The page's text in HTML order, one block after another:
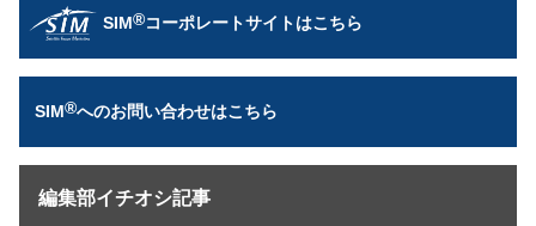
SIM®コーポレートサイトはこちら
SIM®へのお問い合わせはこちら
編集部イチオシ記事